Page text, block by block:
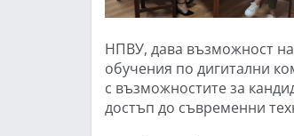
НПВУ, дава възможност
обучения по дигитални
с възможностите за
достъп до съвременни